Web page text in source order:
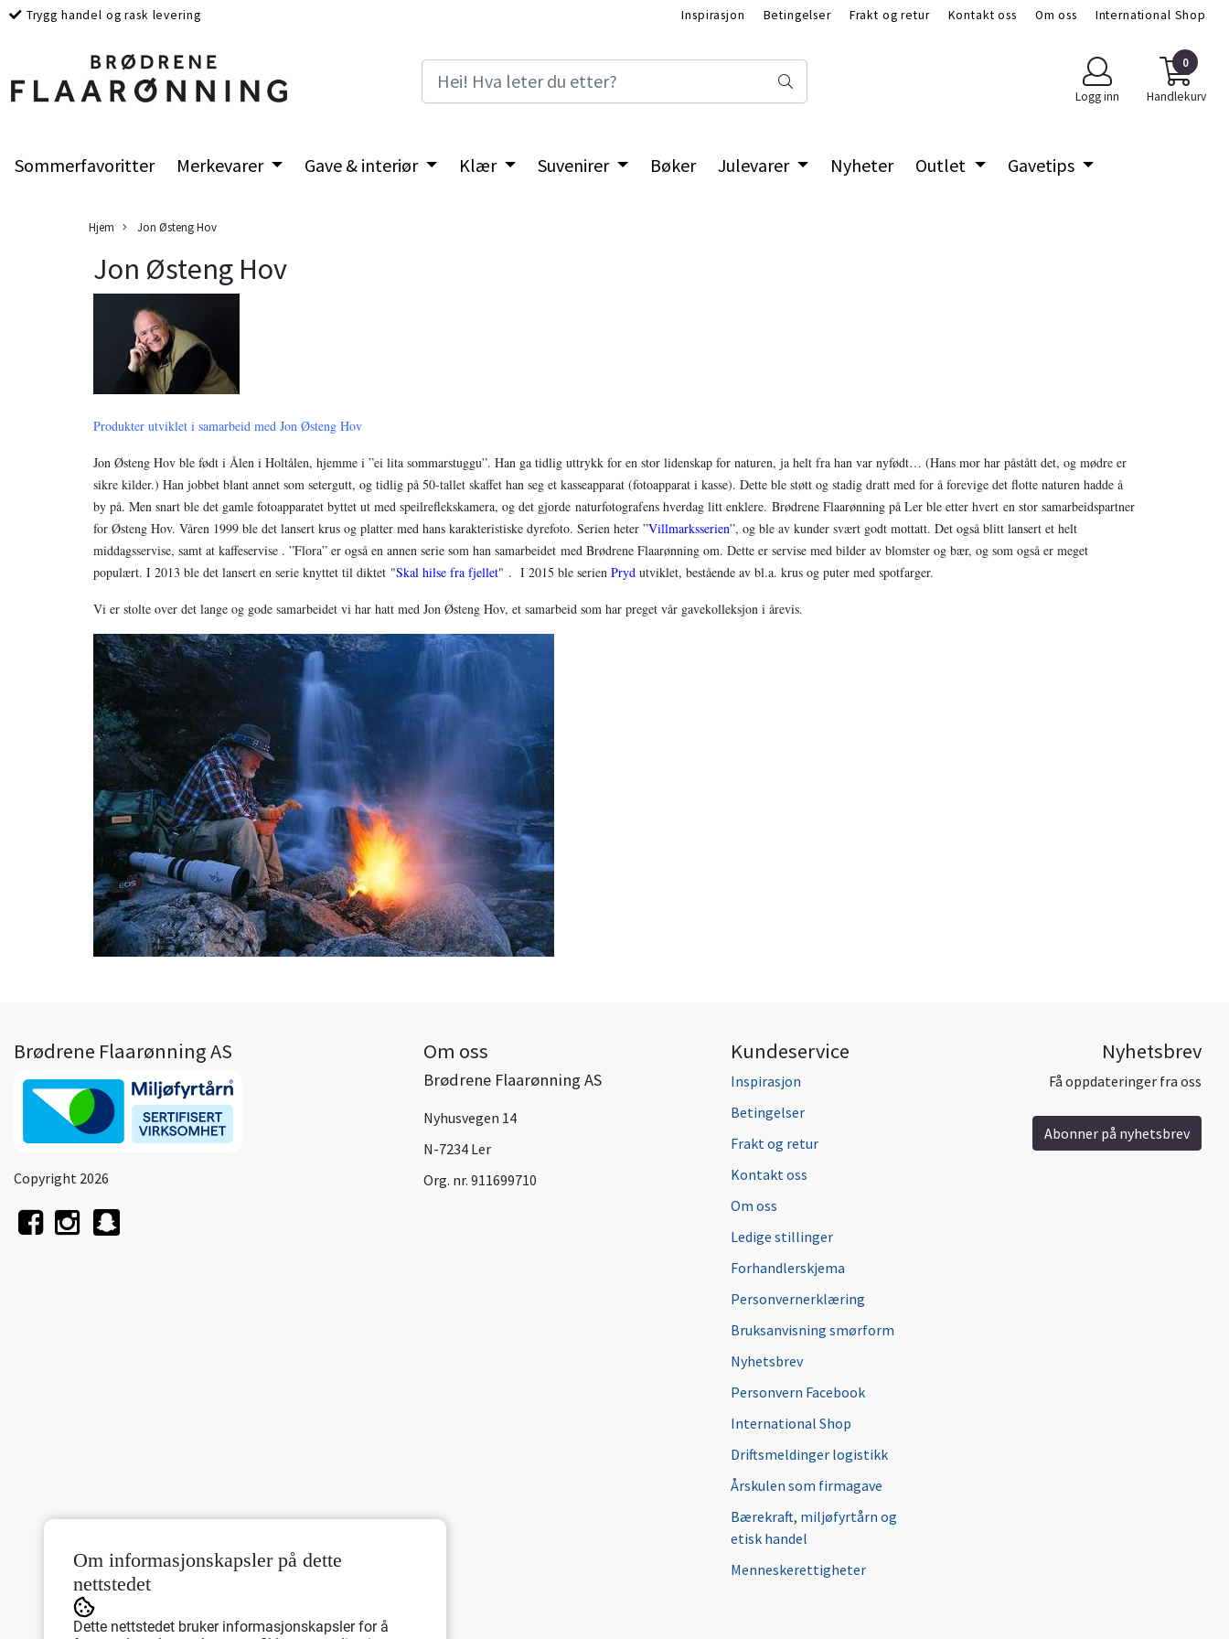
Trygg handel og rask levering Inspirasjon Betingelser Frakt og retur Kontakt oss Om oss International Shop
Logg inn
0
Handlekurv
Sommerfavoritter Merkevarer Gave & interiør Klær Suvenirer Bøker Julevarer Nyheter Outlet Gavetips
Hjem Jon Østeng Hov
Jon Østeng Hov
Produkter utviklet i samarbeid med Jon Østeng Hov
Jon Østeng Hov ble født i Ålen i Holtålen, hjemme i ”ei lita sommarstuggu”. Han ga tidlig uttrykk for en stor lidenskap for naturen, ja helt fra han var nyfødt… (Hans mor har påstått det, og mødre er
sikre kilder.) Han jobbet blant annet som setergutt, og tidlig på 50-tallet skaffet han seg et kasseapparat (fotoapparat i kasse). Dette ble støtt og stadig dratt med for å forevige det flotte naturen hadde å
by på. Men snart ble det gamle fotoapparatet byttet ut med speilreflekskamera, og det gjorde naturfotografens hverdag litt enklere. Brødrene Flaarønning på Ler ble etter hvert en stor samarbeidspartner
for Østeng Hov. Våren 1999 ble det lansert krus og platter med hans karakteristiske dyrefoto. Serien heter ”Villmarksserien”, og ble av kunder svært godt mottatt. Det også blitt lansert et helt
middagsservise, samt at kaffeservise . ”Flora” er også en annen serie som han samarbeidet med Brødrene Flaarønning om. Dette er servise med bilder av blomster og bær, og som også er meget
populært. I 2013 ble det lansert en serie knyttet til diktet "Skal hilse fra fjellet" . I 2015 ble serien Pryd utviklet, bestående av bl.a. krus og puter med spotfarger.
Vi er stolte over det lange og gode samarbeidet vi har hatt med Jon Østeng Hov, et samarbeid som har preget vår gavekolleksjon i årevis.
Brødrene Flaarønning AS
Copyright 2026
Om oss
Brødrene Flaarønning AS
Nyhusvegen 14
N-7234 Ler
Org. nr. 911699710
Kundeservice
Inspirasjon
Betingelser
Frakt og retur
Kontakt oss
Om oss
Ledige stillinger
Forhandlerskjema
Personvernerklæring
Bruksanvisning smørform
Nyhetsbrev
Personvern Facebook
International Shop
Driftsmeldinger logistikk
Årskulen som firmagave
Bærekraft, miljøfyrtårn og
etisk handel
Menneskerettigheter
Nyhetsbrev
Få oppdateringer fra oss
Abonner på nyhetsbrev
Om informasjonskapsler på dette
nettstedet
Dette nettstedet bruker informasjonskapsler for å